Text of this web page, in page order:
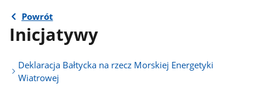
Powrót
Inicjatywy
Deklaracja Bałtycka na rzecz Morskiej Energetyki
Wiatrowej